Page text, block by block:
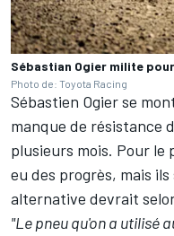
Sébastian Ogier milite
Photo de: Toyota Racing
Sébastien Ogier se
manque de résistance
plusieurs mois. Pour le
eu des progrès, mais
alternative devrait
"Le pneu qu'on a utilisé